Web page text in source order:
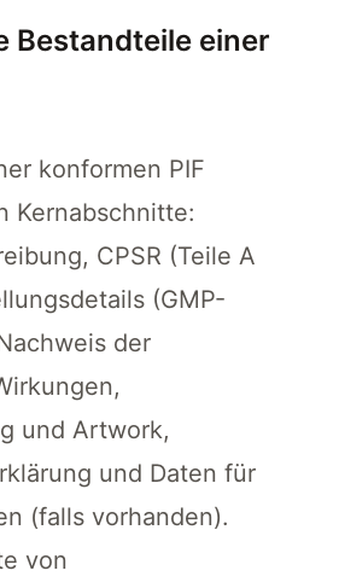
Bestandteile einer
konformen PIF
Kernabschnitte:
CPSR (Teile A
(GMP-
der
und Artwork,
und Daten für
(falls vorhanden).
von